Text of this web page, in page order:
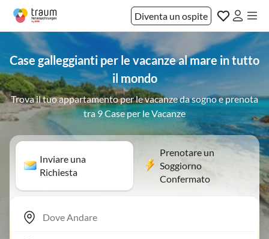
Diventa un ospite
Case galleggianti per le vacanze al mare in tutto
il mondo
Trova il tuo appartamento per le vacanze da sogno e prenota
tra 9 Case per le Vacanze
Inviare una
Richiesta
Prenotare un
Soggiorno
Confermato